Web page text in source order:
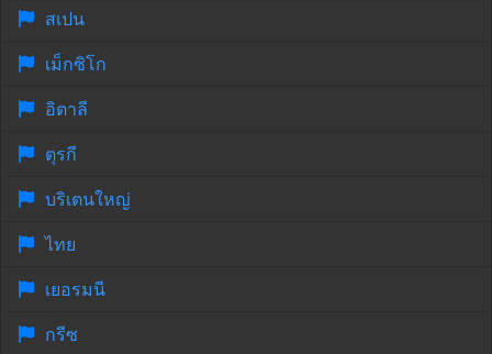
สเปน
เม็กซิโก
อิตาลี
ตุรกี
บริเตนใหญ่
ไทย
เยอรมนี
กรีซ